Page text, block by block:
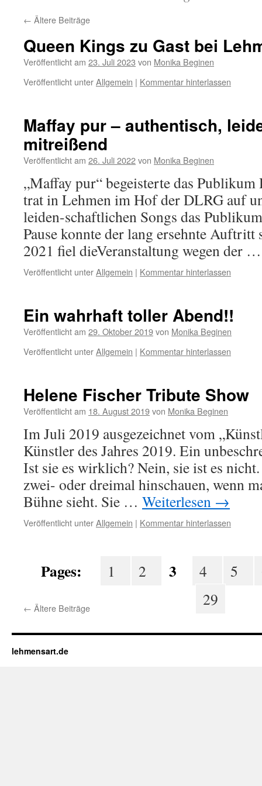
← Ältere Beiträge
Queen Kings zu Gast bei
Veröffentlicht am 23. Juli 2023 von Monika Beginen
Veröffentlicht unterAllgemein | Kommentar hinterlassen
Maffay pur – authentisch,
mitreißend
Veröffentlicht am 26. Juli 2022von Monika Beginen
„Maffay pur“ begeisterte das
trat in Lehmen im Hof der DLRG auf
leiden-schaftlichen Songs das
Pause konnte der lang ersehnte
2021 fiel dieVeranstaltung wegen der
Veröffentlicht unterAllgemein | Kommentar hinterlassen
Ein wahrhaft toller Abend!!
Veröffentlicht am 29. Oktober 2019von Monika Beginen
Veröffentlicht unterAllgemein | Kommentar hinterlassen
Helene Fischer Tribute Show
Veröffentlicht am 18. August 2019von Monika Beginen
Im Juli 2019 ausgezeichnet vom
Künstler des Jahres 2019. Ein
Ist sie es wirklich? Nein, sie ist es
zwei- oder dreimal hinschauen, wenn
Bühne sieht. Sie … Weiterlesen →
Veröffentlicht unterAllgemein | Kommentar hinterlassen
Pages: 1 2 3 4 5
29
← Ältere Beiträge
lehmensart.de